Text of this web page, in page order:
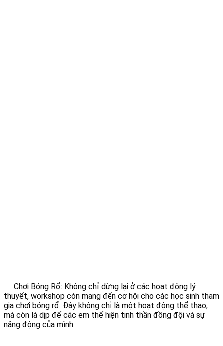
Chơi Bóng Rổ: Không chỉ dừng lại ở các hoạt động lý
thuyết, workshop còn mang đến cơ hội cho các học sinh tham
gia chơi bóng rổ. Đây không chỉ là một hoạt động thể thao,
mà còn là dịp để các em thể hiện tinh thần đồng đội và sự
năng động của mình.